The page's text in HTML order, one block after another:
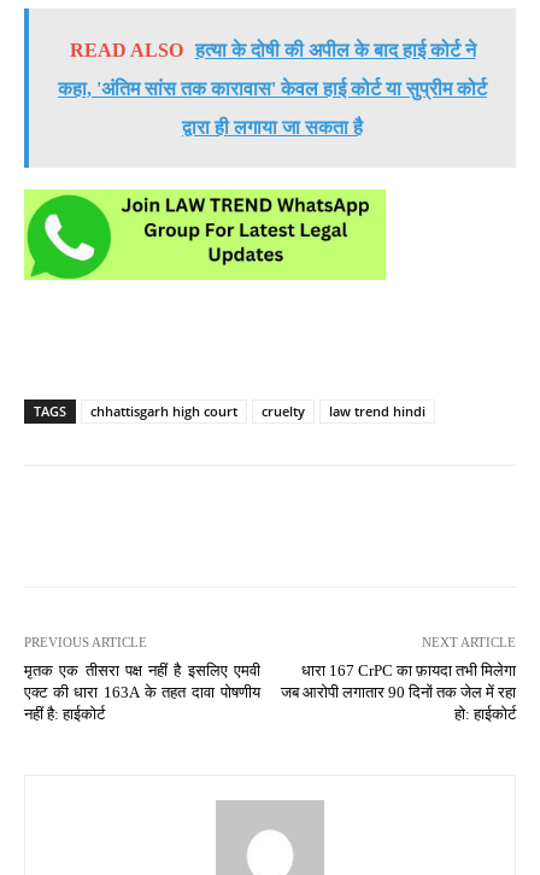
READ ALSO हत्या के दोषी की अपील के बाद हाई कोर्ट ने
कहा, 'अंतिम सांस तक कारावास' केवल हाई कोर्ट या सुप्रीम कोर्ट
द्वारा ही लगाया जा सकता है
TAGS chhattisgarh high court cruelty law trend hindi
PREVIOUS ARTICLE
मृतक एक तीसरा पक्ष नहीं है इसलिए एमवी
एक्ट की धारा 163A के तहत दावा पोषणीय
नहीं है: हाईकोर्ट
NEXT ARTICLE
धारा 167 CrPC का फ़ायदा तभी मिलेगा
जब आरोपी लगातार 90 दिनों तक जेल में रहा
हो: हाईकोर्ट